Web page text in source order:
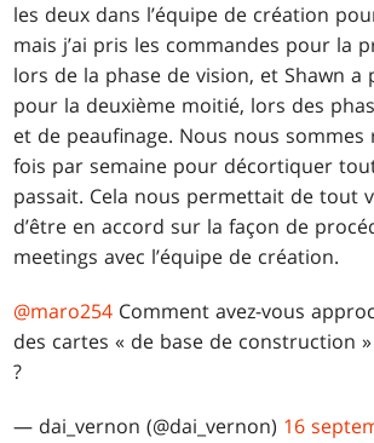
les deux dans l’équipe de création
mais j’ai pris les commandes pour la
lors de la phase de vision, et Shawn
pour la deuxième moitié, lors des
et de peaufinage. Nous nous
fois par semaine pour décortiquer
passait. Cela nous permettait de tout
d’être en accord sur la façon de
meetings avec l’équipe de création.
@maro254 Comment avez-vous
des cartes « de base de construction
?
— dai_vernon (@dai_vernon) 16